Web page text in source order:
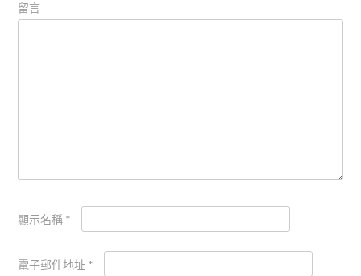
留言
顯示名稱 *
電子郵件地址 *